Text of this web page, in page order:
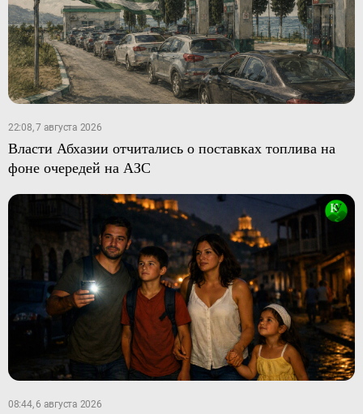
22:08, 7 августа 2026
Власти Абхазии отчитались о поставках топлива на
фоне очередей на АЗС
08:44, 6 августа 2026